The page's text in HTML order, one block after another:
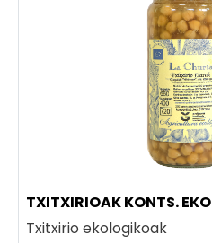
TXITXIRIOAK KONTS. EKO
Txitxirio ekologikoak